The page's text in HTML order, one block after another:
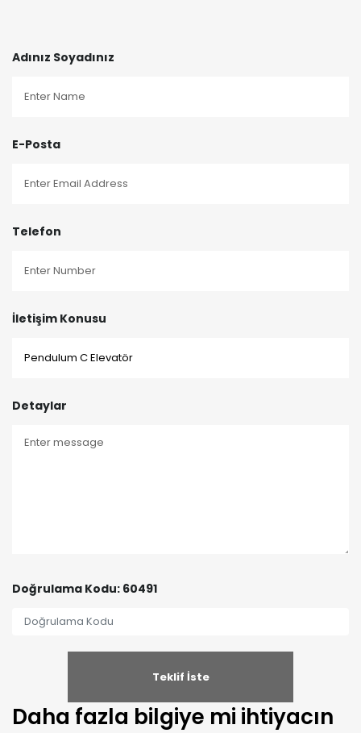
Adınız Soyadınız
E-Posta
Telefon
İletişim Konusu
Detaylar
Doğrulama Kodu: 60491
Daha fazla bilgiye mi ihtiyacın